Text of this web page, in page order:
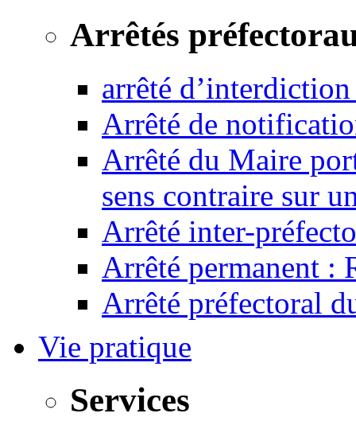
Arrêtés
arrêté
Arrêté de
Arrêté du Maire
sens contraire sur
Arrêté inter-
Arrêté permanent :
Arrêté préfectoral
Vie pratique
Services